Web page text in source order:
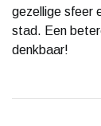
gezellige sfeer
stad. Een
denkbaar!